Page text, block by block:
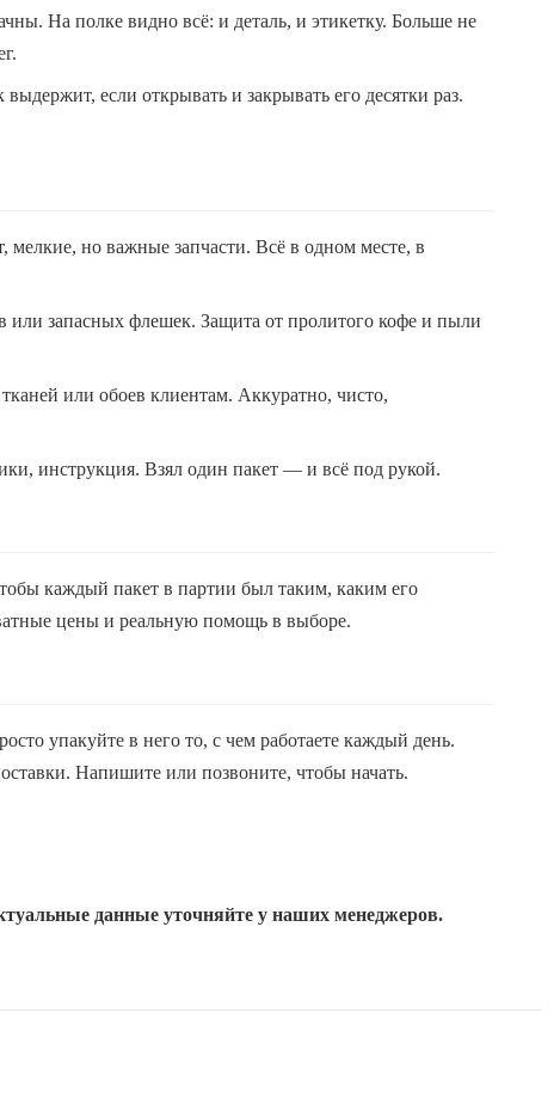
На полке видно всё: и деталь, и этикетку. Больше не
если открывать и закрывать его десятки раз.
но важные запчасти. Всё в одном месте, в
или запасных флешек. Защита от пролитого кофе и пыли
или обоев клиентам. Аккуратно, чисто,
инструкция. Взял один пакет — и всё под рукой.
каждый пакет в партии был таким, каким его
цены и реальную помощь в выборе.
упакуйте в него то, с чем работаете каждый день.
Напишите или позвоните, чтобы начать.
данные уточняйте у наших менеджеров.